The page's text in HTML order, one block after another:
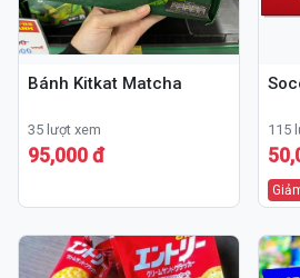
Bánh Kitkat Matcha
35 lượt xem
95,000 đ
115